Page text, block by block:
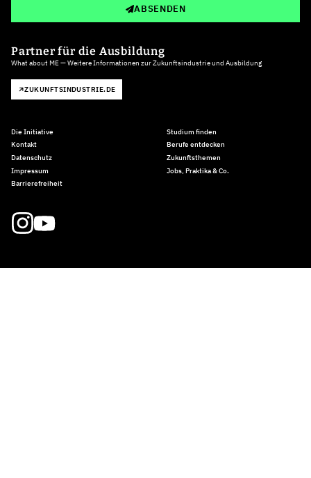
ABSENDEN
Partner für die Ausbildung
What about ME — Weitere Informationen zur Zukunftsindustrie und Ausbildung
ZUKUNFTSINDUSTRIE.DE
Die Initiative
Kontakt
Datenschutz
Impressum
Barrierefreiheit
Studium finden
Berufe entdecken
Zukunftsthemen
Jobs, Praktika & Co.